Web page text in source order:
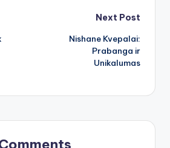
Next Post
Nishane Kvepalai:
Prabanga ir
Unikalumas